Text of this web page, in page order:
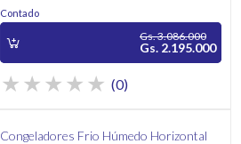
Contado
Gs. 3.086.000
Gs. 2.195.000
(0)
Congeladores Frio Húmedo Horizontal